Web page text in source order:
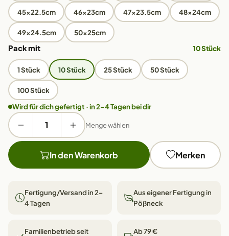
45x22.5cm 46x23cm 47x23.5cm 48x24cm
49x24.5cm 50x25cm
Pack mit 10 Stück
1 Stück 10 Stück 25 Stück 50 Stück
100 Stück
Wird für dich gefertigt · in 2–4 Tagen bei dir
Menge wählen
In den Warenkorb Merken
Fertigung/Versand in 2–
4 Tagen
Aus eigener Fertigung in
Pößneck
Familienbetrieb seit
Ab 79 €